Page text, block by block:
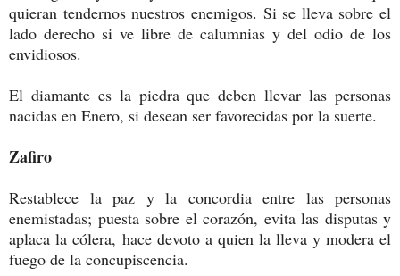
quieran tendernos nuestros enemigos. Si se lleva sobre el
lado derecho si ve libre de calumnias y del odio de los
envidiosos.
El diamante es la piedra que deben llevar las personas
nacidas en Enero, si desean ser favorecidas por la suerte.
Zafiro
Restablece la paz y la concordia entre las personas
enemistadas; puesta sobre el corazón, evita las disputas y
aplaca la cólera, hace devoto a quien la lleva y modera el
fuego de la concupiscencia.